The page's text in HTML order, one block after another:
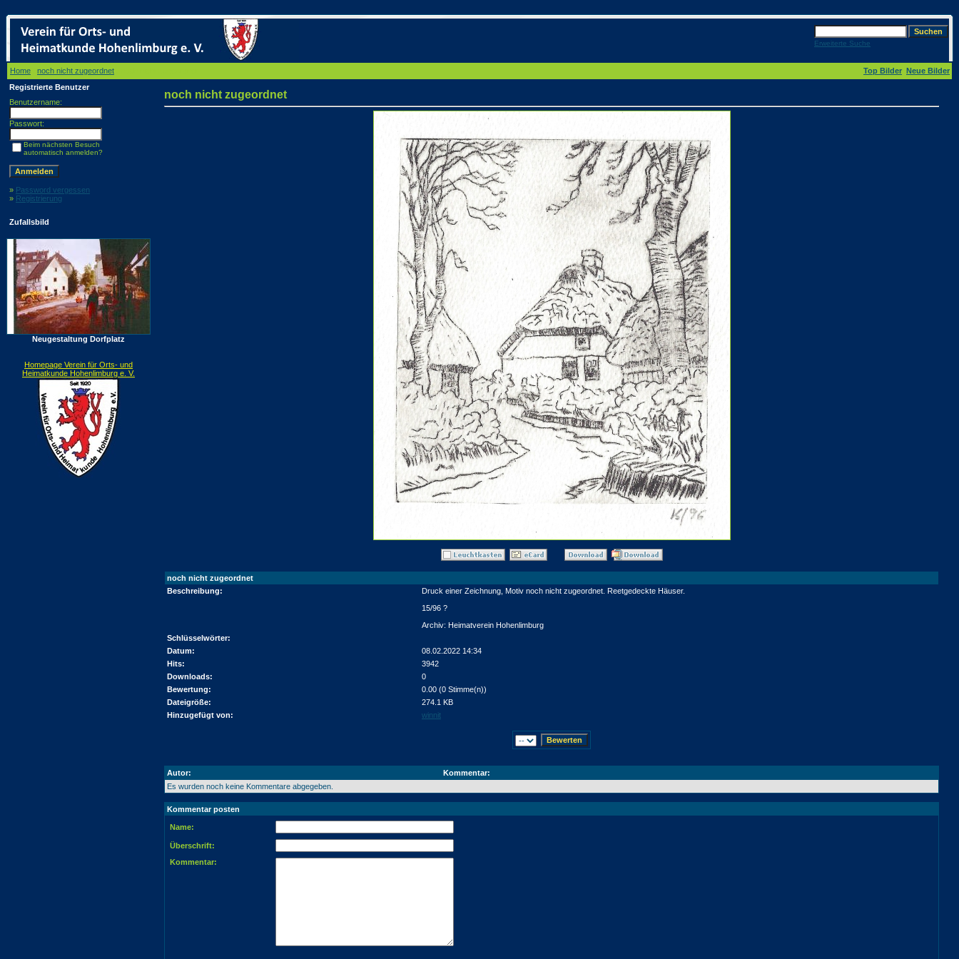
Erweiterte Suche
Home noch nicht zugeordnet Top Bilder Neue Bilder
Registrierte Benutzer
Benutzername:
Passwort:
Beim nächsten Besuch
automatisch anmelden?
» Password vergessen
» Registrierung
Zufallsbild
Neugestaltung Dorfplatz
Homepage Verein für Orts- und
Heimatkunde Hohenlimburg e. V.
noch nicht zugeordnet
noch nicht zugeordnet
Beschreibung:
Druck einer Zeichnung, Motiv noch nicht zugeordnet. Reetgedeckte Häuser.
15/96 ?
Archiv: Heimatverein Hohenlimburg
Schlüsselwörter:
Datum:
08.02.2022 14:34
Hits:
3942
Downloads:
0
Bewertung:
0.00 (0 Stimme(n))
Dateigröße:
274.1 KB
Hinzugefügt von:
winnit
Autor:
Kommentar:
Es wurden noch keine Kommentare abgegeben.
Kommentar posten
Name:
Überschrift:
Kommentar: